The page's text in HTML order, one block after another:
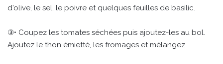
d'olive, le sel, le poivre et quelques feuilles de basilic.
③• Coupez les tomates séchées puis ajoutez-les au bol.
Ajoutez le thon émietté, les fromages et mélangez.